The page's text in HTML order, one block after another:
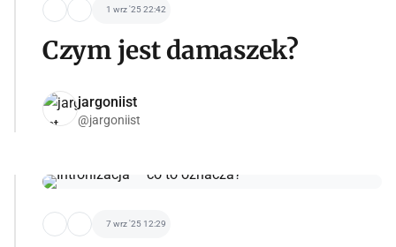
1 wrz '25 22:42
Czym jest damaszek?
jargoniist
@jargoniist
7 wrz '25 12:29